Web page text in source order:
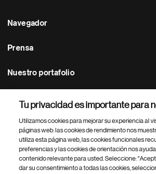
Navegador
Prensa
Nuestro portafolio
Footer Site Search
Tu privacidad es importante para
Utilizamos cookies para mejorar su experiencia al
páginas web: las cookies de rendimiento nos
utiliza esta página web, las cookies funcionales
preferencias y las cookies de orientación nos
contenido relevante para usted. Seleccione:
dar su consentimiento a todas las cookies,